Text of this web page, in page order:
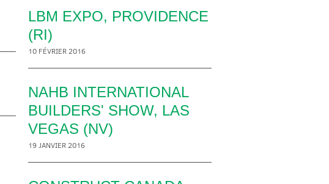
LBM EXPO, PROVIDENCE
(RI)
10 FÉVRIER 2016
NAHB INTERNATIONAL
BUILDERS' SHOW, LAS
VEGAS (NV)
19 JANVIER 2016